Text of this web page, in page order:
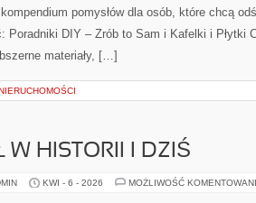
pomysłów dla osób, które chcą
Poradniki DIY – Zrób to Sam i Kafelki i Płytki
materiały, […]
W HISTORII I DZIŚ
KWI - 6 - 2026 MOŻLIWOŚĆ